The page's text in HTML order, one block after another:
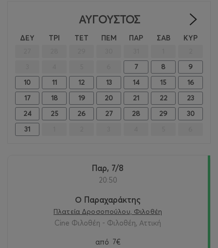
ΑΎΓΟΥΣΤΟΣ
ΔΕΥ ΤΡΙ ΤΕΤ ΠΕΜ ΠΑΡ ΣΑΒ ΚΥΡ
7 8
9
10
11 12 13 14 15
16
17
18 19 20 21 22
23
24
25 26 27 28 29
30
31
Παρ, 7/8
20:50
Ο Παραχαράκτης
Πλατεία Δροσοπούλου, Φιλοθέη
Cine Φιλοθέη - Φιλοθέη, Αττική
από 7€